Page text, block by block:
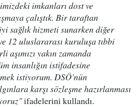
imkanları dost ve
çalıştık. Bir taraftan
sağlık hizmeti sunarken diğer
12 uluslararası kuruluşa tıbbi
aşımızı yakın zamanda
insanlığın istifadesine
istiyorum. DSÖ'nün
karşı sözleşme hazırlanması
ifadelerini kullandı.